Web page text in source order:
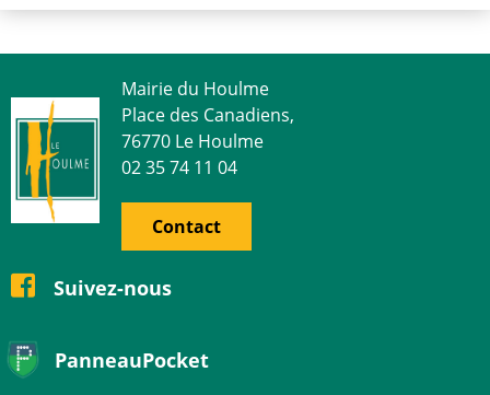
Mairie du Houlme
Place des Canadiens,
76770 Le Houlme
02 35 74 11 04
Contact
Suivez-nous
PanneauPocket